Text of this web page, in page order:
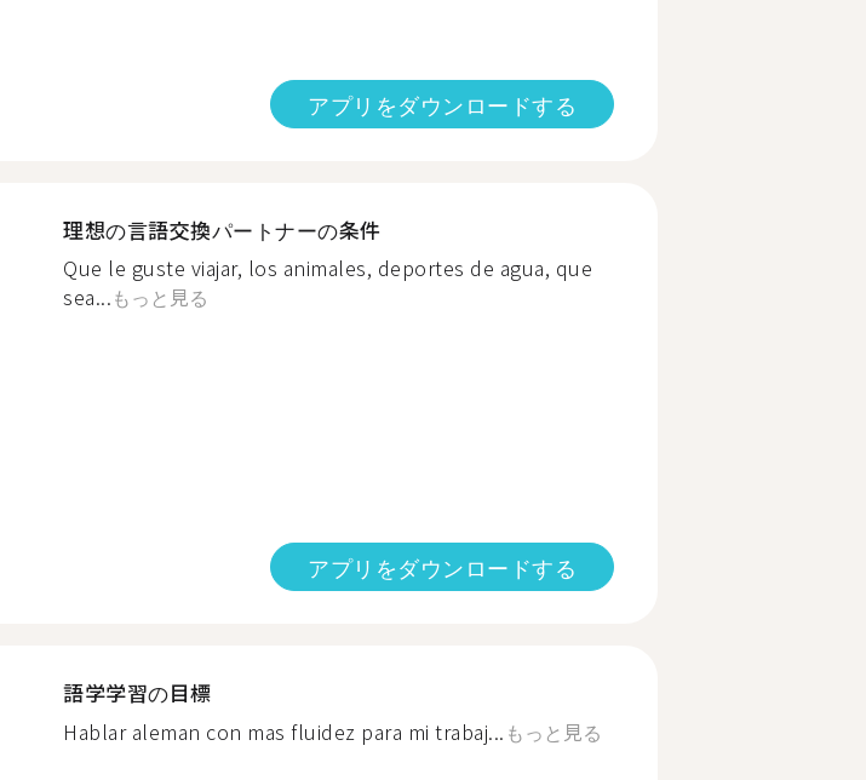
アプリをダウンロードする
理想の言語交換パートナーの条件
Que le guste viajar, los animales, deportes de agua, que
sea...もっと見る
アプリをダウンロードする
語学学習の目標
Hablar aleman con mas fluidez para mi trabaj... もっと見る